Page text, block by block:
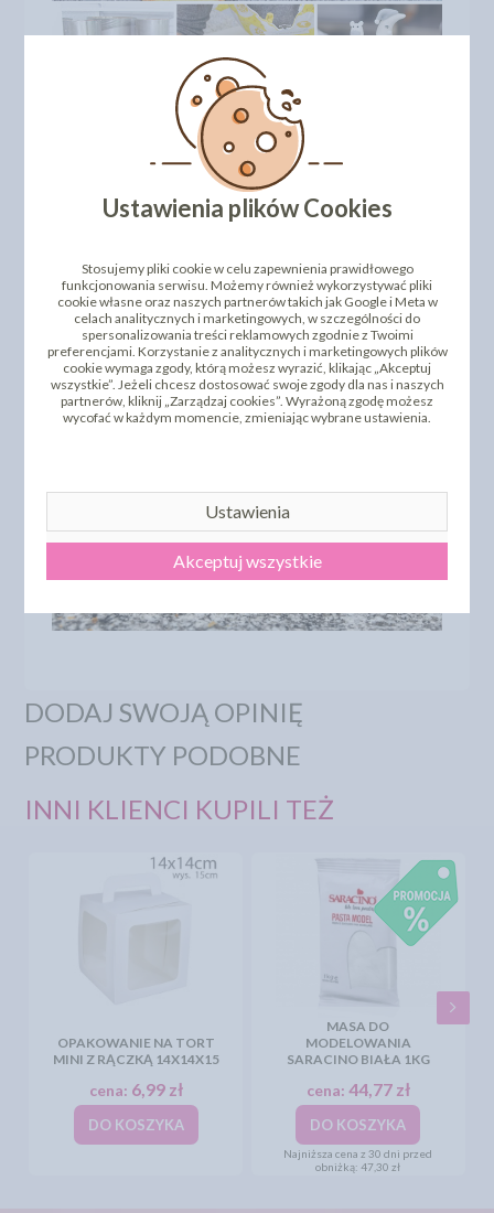
DODAJ SWOJĄ OPINIĘ
PRODUKTY PODOBNE
INNI KLIENCI KUPILI TEŻ
OPAKOWANIE NA TORT
MINI Z RĄCZKĄ 14X14X15
cena: 6,99 zł
DO KOSZYKA
MASA DO
MODELOWANIA
SARACINO BIAŁA 1KG
cena: 44,77 zł
DO KOSZYKA
Najniższa cena z 30 dni przed
obniżką:47,30 zł
Ustawienia plików Cookies
Stosujemy pliki cookie w celu zapewnienia prawidłowego
funkcjonowania serwisu. Możemy również wykorzystywać pliki
cookie własne oraz naszych partnerów takich jak Google i Meta w
celach analitycznych i marketingowych, w szczególności do
spersonalizowania treści reklamowych zgodnie z Twoimi
preferencjami. Korzystanie z analitycznych i marketingowych plików
cookie wymaga zgody, którą możesz wyrazić, klikając „Akceptuj
wszystkie”. Jeżeli chcesz dostosować swoje zgody dla nas i naszych
partnerów, kliknij „Zarządzaj cookies”. Wyrażoną zgodę możesz
wycofać w każdym momencie, zmieniając wybrane ustawienia.
Ustawienia
Akceptuj wszystkie